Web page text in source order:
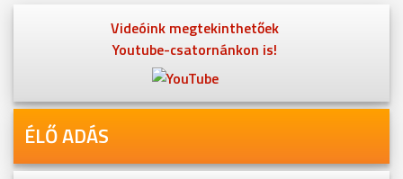
Videóink megtekinthetőek
Youtube-csatornánkon is!
ÉLŐ ADÁS